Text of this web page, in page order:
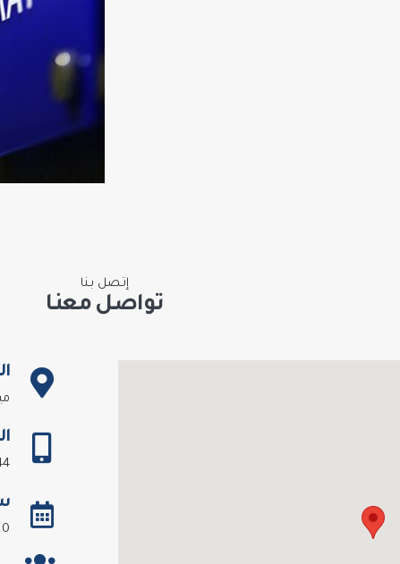
إتـصل بـنا
تـواصـل معنـا
10 صباحاً إلى